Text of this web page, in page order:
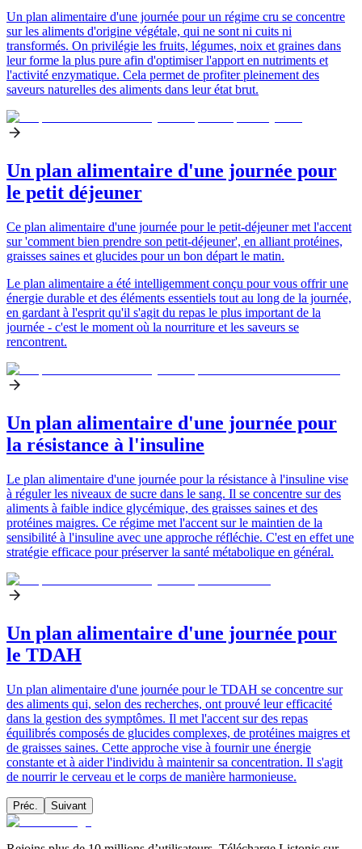
Un plan alimentaire d'une journée pour un régime cru se concentre
sur les aliments d'origine végétale, qui ne sont ni cuits ni
transformés. On privilégie les fruits, légumes, noix et graines dans
leur forme la plus pure afin d'optimiser l'apport en nutriments et
l'activité enzymatique. Cela permet de profiter pleinement des
saveurs naturelles des aliments dans leur état brut.
Un plan alimentaire d'une journée pour
le petit déjeuner
Ce plan alimentaire d'une journée pour le petit-déjeuner met l'accent
sur 'comment bien prendre son petit-déjeuner', en alliant protéines,
graisses saines et glucides pour un bon départ le matin.
Le plan alimentaire a été intelligemment conçu pour vous offrir une
énergie durable et des éléments essentiels tout au long de la journée,
en gardant à l'esprit qu'il s'agit du repas le plus important de la
journée - c'est le moment où la nourriture et les saveurs se
rencontrent.
Un plan alimentaire d'une journée pour
la résistance à l'insuline
Le plan alimentaire d'une journée pour la résistance à l'insuline vise
à réguler les niveaux de sucre dans le sang. Il se concentre sur des
aliments à faible indice glycémique, des graisses saines et des
protéines maigres. Ce régime met l'accent sur le maintien de la
sensibilité à l'insuline avec une approche réfléchie. C'est en effet une
stratégie efficace pour préserver la santé métabolique en général.
Un plan alimentaire d'une journée pour
le TDAH
Un plan alimentaire d'une journée pour le TDAH se concentre sur
des aliments qui, selon des recherches, ont prouvé leur efficacité
dans la gestion des symptômes. Il met l'accent sur des repas
équilibrés composés de glucides complexes, de protéines maigres et
de graisses saines. Cette approche vise à fournir une énergie
constante et à aider l'individu à maintenir sa concentration. Il s'agit
de nourrir le cerveau et le corps de manière harmonieuse.
Préc. Suivant